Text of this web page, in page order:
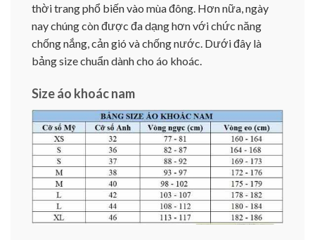
thời trang phổ biến vào mùa đông. Hơn nữa, ngày
nay chúng còn được đa dạng hơn với chức năng
chống nắng, cản gió và chống nước. Dưới đây là
bảng size chuẩn dành cho áo khoác.
Size áo khoác nam